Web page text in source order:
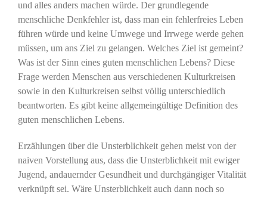
und alles anders machen würde. Der grundlegende
menschliche Denkfehler ist, dass man ein fehlerfreies Leben
führen würde und keine Umwege und Irrwege werde gehen
müssen, um ans Ziel zu gelangen. Welches Ziel ist gemeint?
Was ist der Sinn eines guten menschlichen Lebens? Diese
Frage werden Menschen aus verschiedenen Kulturkreisen
sowie in den Kulturkreisen selbst völlig unterschiedlich
beantworten. Es gibt keine allgemeingültige Definition des
guten menschlichen Lebens.
Erzählungen über die Unsterblichkeit gehen meist von der
naiven Vorstellung aus, dass die Unsterblichkeit mit ewiger
Jugend, andauernder Gesundheit und durchgängiger Vitalität
verknüpft sei. Wäre Unsterblichkeit auch dann noch so